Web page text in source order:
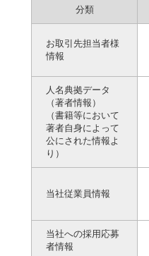
分類
お取引先担当者様
情報
人名典拠データ
（著者情報）
（書籍等において
著者自身によって
公にされた情報よ
り）
当社従業員情報
当社への採用応募
者情報